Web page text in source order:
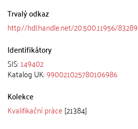
Trvalý odkaz
http://hdl.handle.net/20.500.11956/83289
Identifikátory
SIS:149402
Katalog UK:990021025780106986
Kolekce
Kvalifikační práce [21384]